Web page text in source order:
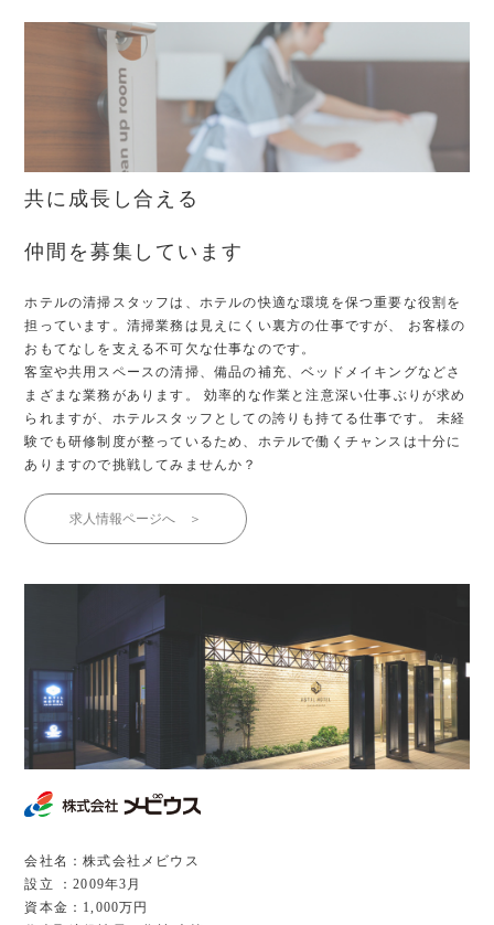
共に成長し合える
仲間を募集しています
ホテルの清掃スタッフは、ホテルの快適な環境を保つ重要な役割を
担っています。清掃業務は見えにくい裏方の仕事ですが、
お客様の
おもてなしを支える不可欠な仕事なのです。
客室や共用スペースの清掃、備品の補充、ベッドメイキングなどさ
まざまな業務があります。
効率的な作業と注意深い仕事ぶりが求め
られますが、ホテルスタッフとしての誇りも持てる仕事です。
未経
験でも研修制度が整っているため、ホテルで働くチャンスは十分に
ありますので挑戦してみませんか？
求人情報ページへ ＞
会社名：株式会社メビウス
設立 ：2009年3月
資本金：1,000万円